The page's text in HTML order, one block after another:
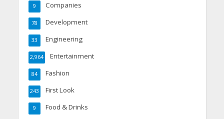
Companies
9
Development
78
Engineering
33
Entertainment
2,964
Fashion
84
First Look
243
Food & Drinks
9